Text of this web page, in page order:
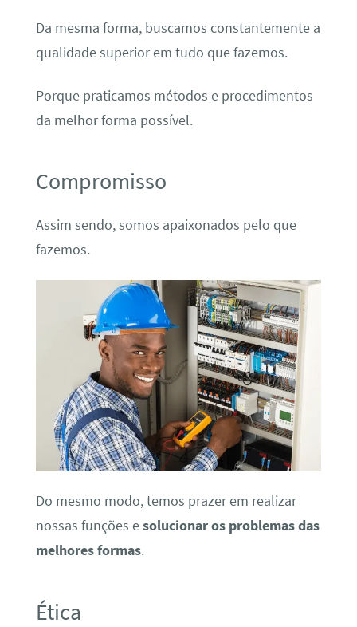
Da mesma forma, buscamos constantemente a
qualidade superior em tudo que fazemos.
Porque praticamos métodos e procedimentos
da melhor forma possível.
Compromisso
Assim sendo, somos apaixonados pelo que
fazemos.
Do mesmo modo, temos prazer em realizar
nossas funções esolucionar os problemas das
melhores formas.
Ética